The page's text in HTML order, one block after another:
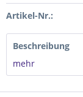
Artikel-Nr.:
Beschreibung
mehr